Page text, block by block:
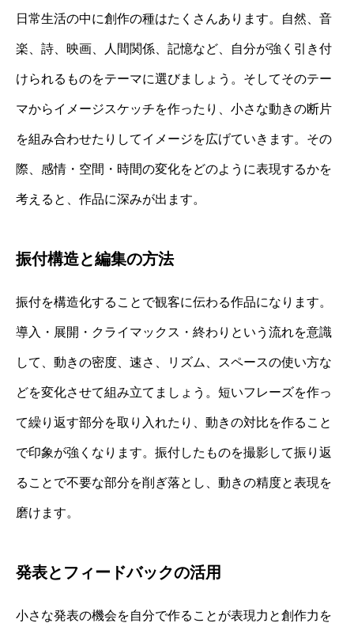
日常生活の中に創作の種はたくさんあります。自然、音
楽、詩、映画、人間関係、記憶など、自分が強く引き付
けられるものをテーマに選びましょう。そしてそのテー
マからイメージスケッチを作ったり、小さな動きの断片
を組み合わせたりしてイメージを広げていきます。その
際、感情・空間・時間の変化をどのように表現するかを
考えると、作品に深みが出ます。
振付構造と編集の方法
振付を構造化することで観客に伝わる作品になります。
導入・展開・クライマックス・終わりという流れを意識
して、動きの密度、速さ、リズム、スペースの使い方な
どを変化させて組み立てましょう。短いフレーズを作っ
て繰り返す部分を取り入れたり、動きの対比を作ること
で印象が強くなります。振付したものを撮影して振り返
ることで不要な部分を削ぎ落とし、動きの精度と表現を
磨けます。
発表とフィードバックの活用
小さな発表の機会を自分で作ることが表現力と創作力を